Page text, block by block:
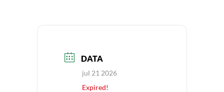
DATA
jul 21 2026
Expired!